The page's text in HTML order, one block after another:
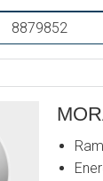
8879852